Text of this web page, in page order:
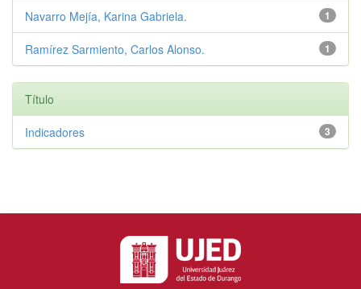
1
Navarro Mejía, Karina Gabriela.
1
Ramírez Sarmiento, Carlos Alonso.
Título
3
Indicadores